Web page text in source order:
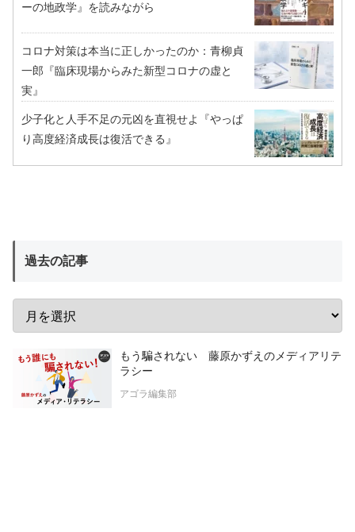
ーの地政学』を読みながら
コロナ対策は本当に正しかったのか：青柳貞
一郎『臨床現場からみた新型コロナの虚と
実』
少子化と人手不足の元凶を直視せよ『やっぱ
り高度経済成長は復活できる』
過去の記事
もう騙されない 藤原かずえのメディアリテ
ラシー
アゴラ編集部